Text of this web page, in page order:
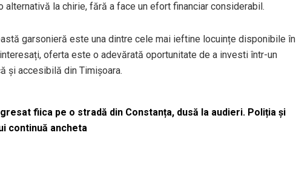
alternativă la chirie, fără a face un efort financiar considerabil.
garsonieră este una dintre cele mai ieftine locuințe disponibile în
oferta este o adevărată oportunitate de a investi într-un
și accesibilă din Timișoara.
fiica pe o stradă din Constanța, dusă la audieri. Poliția și
continuă ancheta